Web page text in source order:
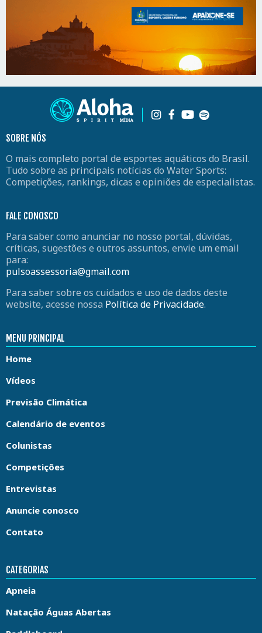
SOBRE NÓS
O mais completo portal de esportes aquáticos do Brasil.
Tudo sobre as principais notícias do Water Sports:
Competições, rankings, dicas e opiniões de especialistas.
FALE CONOSCO
Para saber como anunciar no nosso portal, dúvidas,
críticas, sugestões e outros assuntos, envie um email
para:
pulsoassessoria@gmail.com
Para saber sobre os cuidados e uso de dados deste
website, acesse nossa Política de Privacidade.
MENU PRINCIPAL
Home
Vídeos
Previsão Climática
Calendário de eventos
Colunistas
Competições
Entrevistas
Anuncie conosco
Contato
CATEGORIAS
Apneia
Natação Águas Abertas